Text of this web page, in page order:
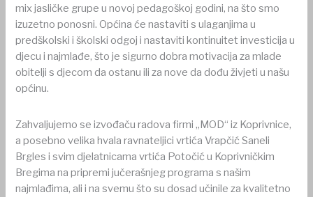
mix jasličke grupe u novoj pedagoškoj godini, na što smo
izuzetno ponosni. Općina će nastaviti s ulaganjima u
predškolski i školski odgoj i nastaviti kontinuitet investicija u
djecu i najmlađe, što je sigurno dobra motivacija za mlade
obitelji s djecom da ostanu ili za nove da dođu živjeti u našu
općinu.
Zahvaljujemo se izvođaču radova firmi „MOD“ iz Koprivnice,
a posebno velika hvala ravnateljici vrtića Vrapčić Saneli
Brgles i svim djelatnicama vrtića Potočić u Koprivničkim
Bregima na pripremi jučerašnjeg programa s našim
najmlađima, ali i na svemu što su dosad učinile za kvalitetno